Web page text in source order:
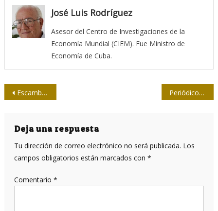
José Luis Rodríguez
Asesor del Centro de Investigaciones de la
Economía Mundial (CIEM). Fue Ministro de
Economía de Cuba.
Navegación
entradas
Escambray, 43 años después y el conjuro que nos cobija Periódico Granma: audiencias, agenda y desafíos
Deja una respuesta
Tu dirección de correo electrónico no será publicada. Los
campos obligatorios están marcados con *
Comentario *